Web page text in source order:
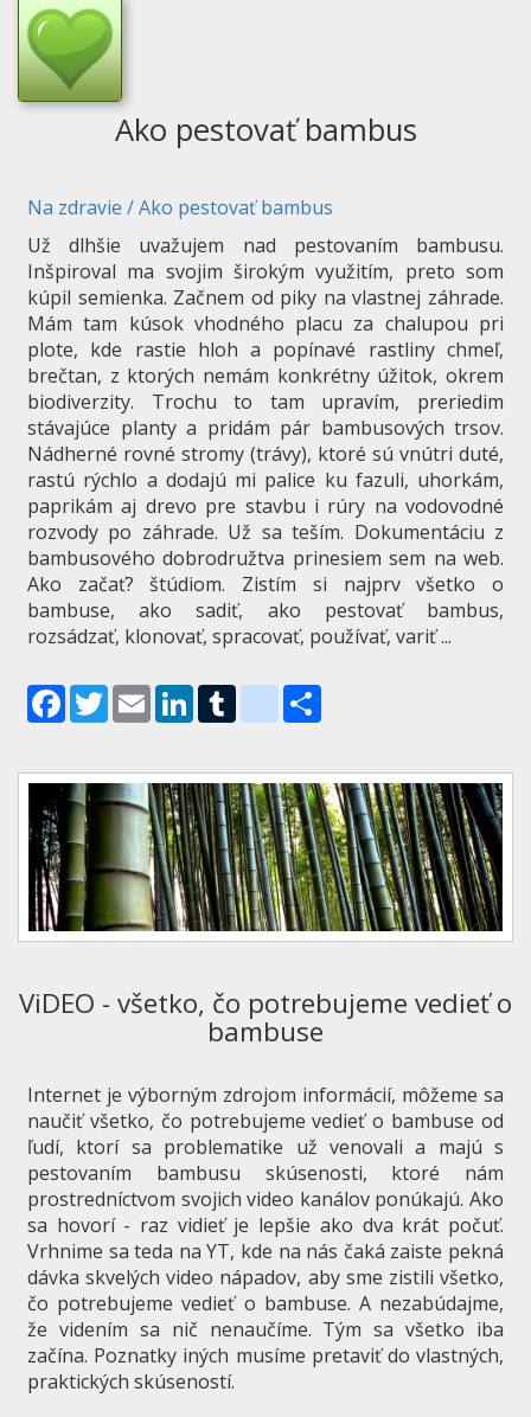
Ako pestovať bambus
Na zdravie /Ako pestovať bambus
Už dlhšie uvažujem nad pestovaním bambusu.
Inšpiroval ma svojim širokým využitím, preto som
kúpil semienka. Začnem od piky na vlastnej záhrade.
Mám tam kúsok vhodného placu za chalupou pri
plote, kde rastie hloh a popínavé rastliny chmeľ,
brečtan, z ktorých nemám konkrétny úžitok, okrem
biodiverzity. Trochu to tam upravím, preriedim
stávajúce planty a pridám pár bambusových trsov.
Nádherné rovné stromy (trávy), ktoré sú vnútri duté,
rastú rýchlo a dodajú mi palice ku fazuli, uhorkám,
paprikám aj drevo pre stavbu i rúry na vodovodné
rozvody po záhrade. Už sa teším. Dokumentáciu z
bambusového dobrodružtva prinesiem sem na web.
Ako začať? štúdiom. Zistím si najprv všetko o
bambuse, ako sadiť, ako pestovať bambus,
rozsádzať, klonovať, spracovať, používať, variť ...
Facebook
TwitterEmailLinkedInTumblrblogger_post
ViDEO - všetko, čo potrebujeme vedieť o
bambuse
Internet je výborným zdrojom informácií, môžeme sa
naučiť všetko, čo potrebujeme vedieť o bambuse od
ľudí, ktorí sa problematike už venovali a majú s
pestovaním bambusu skúsenosti, ktoré nám
prostredníctvom svojich video kanálov ponúkajú. Ako
sa hovorí - raz vidieť je lepšie ako dva krát počuť.
Vrhnime sa teda na YT, kde na nás čaká zaiste pekná
dávka skvelých video nápadov, aby sme zistili všetko,
čo potrebujeme vedieť o bambuse. A nezabúdajme,
že videním sa nič nenaučíme. Tým sa všetko iba
začína. Poznatky iných musíme pretaviť do vlastných,
praktických skúseností.